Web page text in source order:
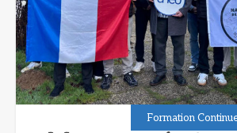
Formation